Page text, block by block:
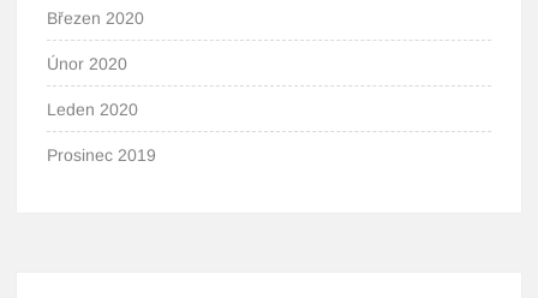
Březen 2020
Únor 2020
Leden 2020
Prosinec 2019